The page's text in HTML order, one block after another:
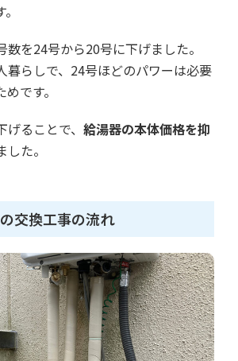
数を24号から20号に下げました。
暮らしで、24号ほどのパワーは必要
です。
ることで、 給湯器の本体価格を抑
た。
交換工事の流れ